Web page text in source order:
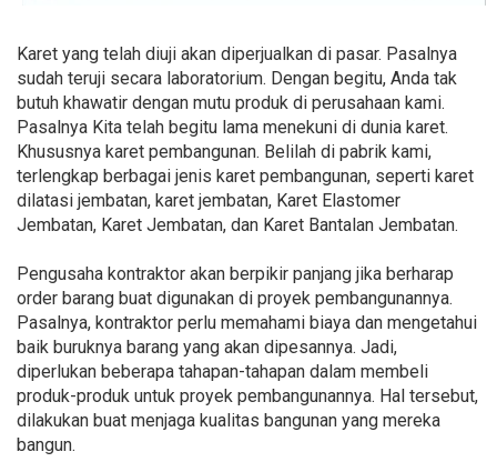
Karet yang telah diuji akan diperjualkan di pasar. Pasalnya
sudah teruji secara laboratorium. Dengan begitu, Anda tak
butuh khawatir dengan mutu produk di perusahaan kami.
Pasalnya Kita telah begitu lama menekuni di dunia karet.
Khususnya karet pembangunan. Belilah di pabrik kami,
terlengkap berbagai jenis karet pembangunan, seperti karet
dilatasi jembatan, karet jembatan, Karet Elastomer
Jembatan, Karet Jembatan, dan Karet Bantalan Jembatan.
Pengusaha kontraktor akan berpikir panjang jika berharap
order barang buat digunakan di proyek pembangunannya.
Pasalnya, kontraktor perlu memahami biaya dan mengetahui
baik buruknya barang yang akan dipesannya. Jadi,
diperlukan beberapa tahapan-tahapan dalam membeli
produk-produk untuk proyek pembangunannya. Hal tersebut,
dilakukan buat menjaga kualitas bangunan yang mereka
bangun.